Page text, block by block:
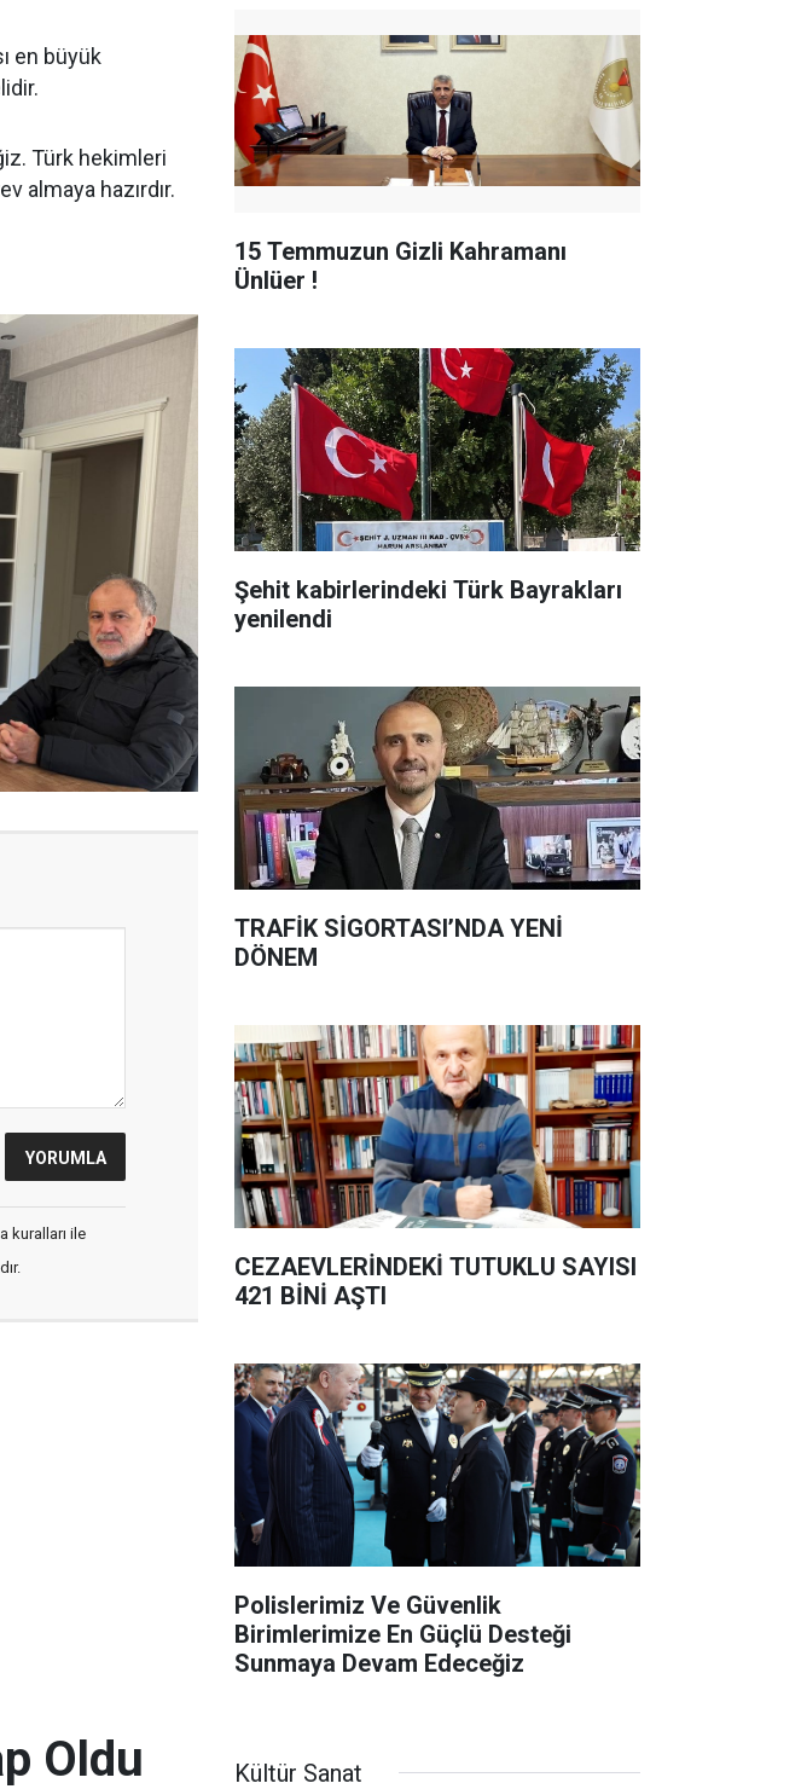
en büyük
Türk hekimleri
almaya hazırdır.
kuralları ile
15 Temmuzun Gizli Kahramanı
Ünlüer !
Şehit kabirlerindeki Türk Bayrakları
yenilendi
TRAFİK SİGORTASI’NDA YENİ
DÖNEM
CEZAEVLERİNDEKİ TUTUKLU SAYISI
421 BİNİ AŞTI
Polislerimiz Ve Güvenlik
Birimlerimize En Güçlü Desteği
Sunmaya Devam Edeceğiz
Oldu Kültür Sanat